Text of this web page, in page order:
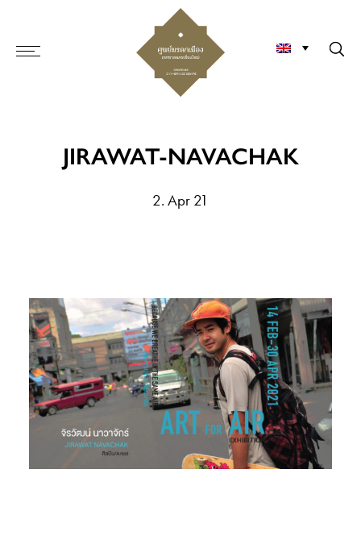
JIRAWAT-NAVACHAK
2. Apr 21